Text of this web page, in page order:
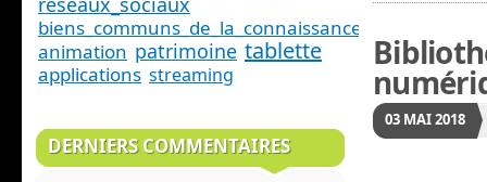
03 MAI2018
biens_communs_de_la_connaissance
animation patrimoine tablette
applications streaming
DERNIERS COMMENTAIRES